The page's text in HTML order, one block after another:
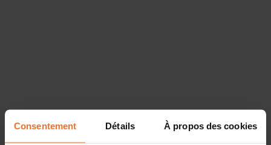
Consentement Détails À propos des cookies